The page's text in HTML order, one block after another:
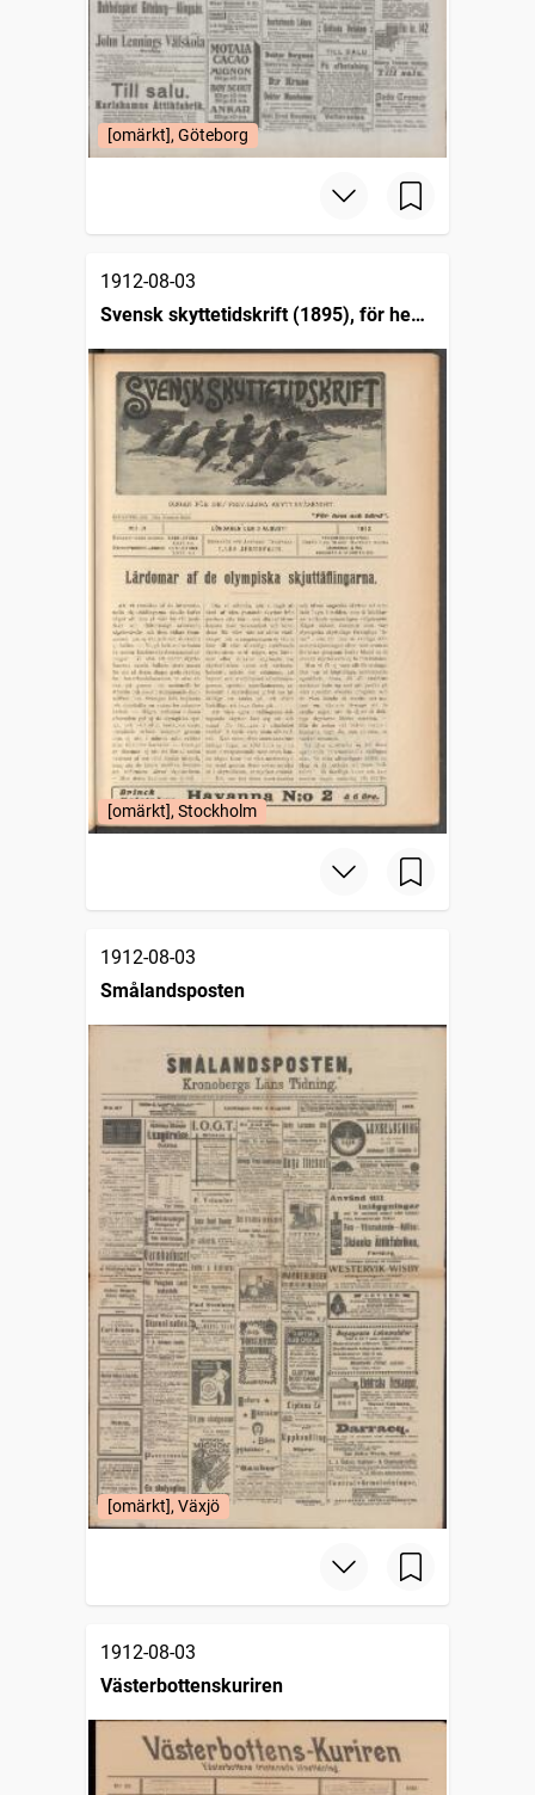
[omärkt], Göteborg
1912-08-03
Svensk skyttetidskrift (1895), för hem
och härd : organ för den frivilliga
skytterörelsen i Sverige
[omärkt], Stockholm
1912-08-03
Smålandsposten
[omärkt], Växjö
1912-08-03
Västerbottenskuriren